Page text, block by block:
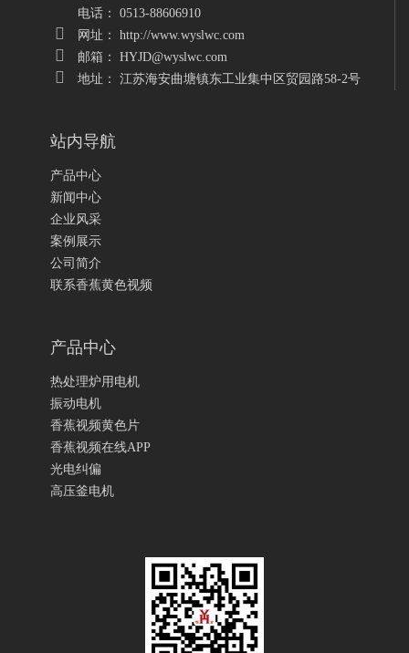
电话： 0513-88606910
网址： http://www.wyslwc.com
邮箱： HYJD@wyslwc.com
地址： 江苏海安曲塘镇东工业集中区贸园路58-2号
站内导航
产品中心
新闻中心
企业风采
案例展示
公司简介
联系香蕉黄色视频
产品中心
热处理炉用电机
振动电机
香蕉视频黄色片
香蕉视频在线APP
光电纠偏
高压釜电机